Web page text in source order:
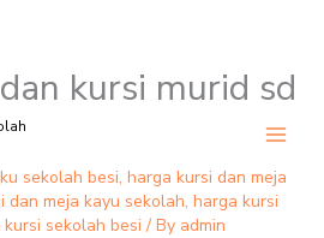
kursi murid sd
sekolah besi, harga kursi dan meja
dan meja kayu sekolah, harga kursi
sekolah besi / By admin